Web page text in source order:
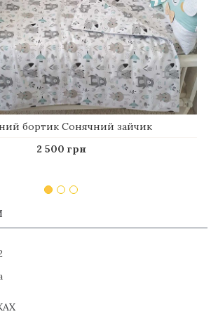
бортик Сонячний зайчик
2 500 грн